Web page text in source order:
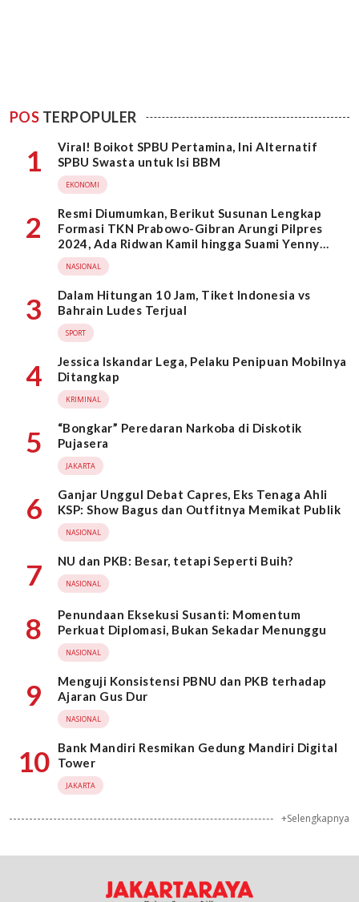
POS TERPOPULER
1
Viral! Boikot SPBU Pertamina, Ini Alternatif
SPBU Swasta untuk Isi BBM
EKONOMI
2
Resmi Diumumkan, Berikut Susunan Lengkap
Formasi TKN Prabowo-Gibran Arungi Pilpres
2024, Ada Ridwan Kamil hingga Suami Yenny
Wahid
NASIONAL
3
Dalam Hitungan 10 Jam, Tiket Indonesia vs
Bahrain Ludes Terjual
SPORT
4
Jessica Iskandar Lega, Pelaku Penipuan Mobilnya
Ditangkap
KRIMINAL
5
“Bongkar” Peredaran Narkoba di Diskotik
Pujasera
JAKARTA
6
Ganjar Unggul Debat Capres, Eks Tenaga Ahli
KSP: Show Bagus dan Outfitnya Memikat Publik
NASIONAL
7 NU dan PKB: Besar, tetapi Seperti Buih?
NASIONAL
8
Penundaan Eksekusi Susanti: Momentum
Perkuat Diplomasi, Bukan Sekadar Menunggu
NASIONAL
9
Menguji Konsistensi PBNU dan PKB terhadap
Ajaran Gus Dur
NASIONAL
10
Bank Mandiri Resmikan Gedung Mandiri Digital
Tower
JAKARTA
+Selengkapnya